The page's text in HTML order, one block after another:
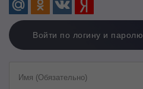
Войти по логину и паролю
Имя (Обязательно)